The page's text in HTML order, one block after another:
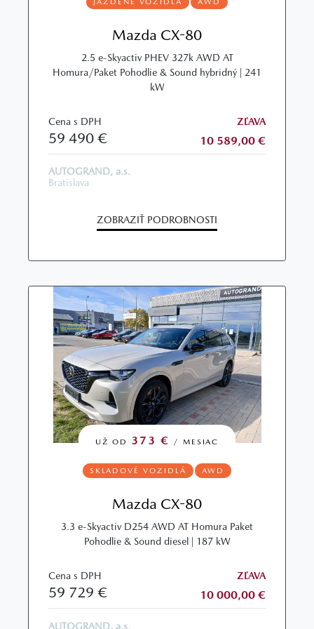
Mazda CX-80
2.5 e-Skyactiv PHEV 327k AWD AT
Homura/Paket Pohodlie & Sound hybridný | 241
kW
Cena s DPH
59 490 €
ZĽAVA
10 589,00 €
AUTOGRAND, a.s.
Bratislava
ZOBRAZIŤ PODROBNOSTI
UŽ OD 373 € / MESIAC
SKLADOVÉ VOZIDLÁ AWD
Mazda CX-80
3.3 e-Skyactiv D254 AWD AT Homura Paket
Pohodlie & Sound diesel | 187 kW
Cena s DPH
59 729 €
ZĽAVA
10 000,00 €
AUTOGRAND, a.s.